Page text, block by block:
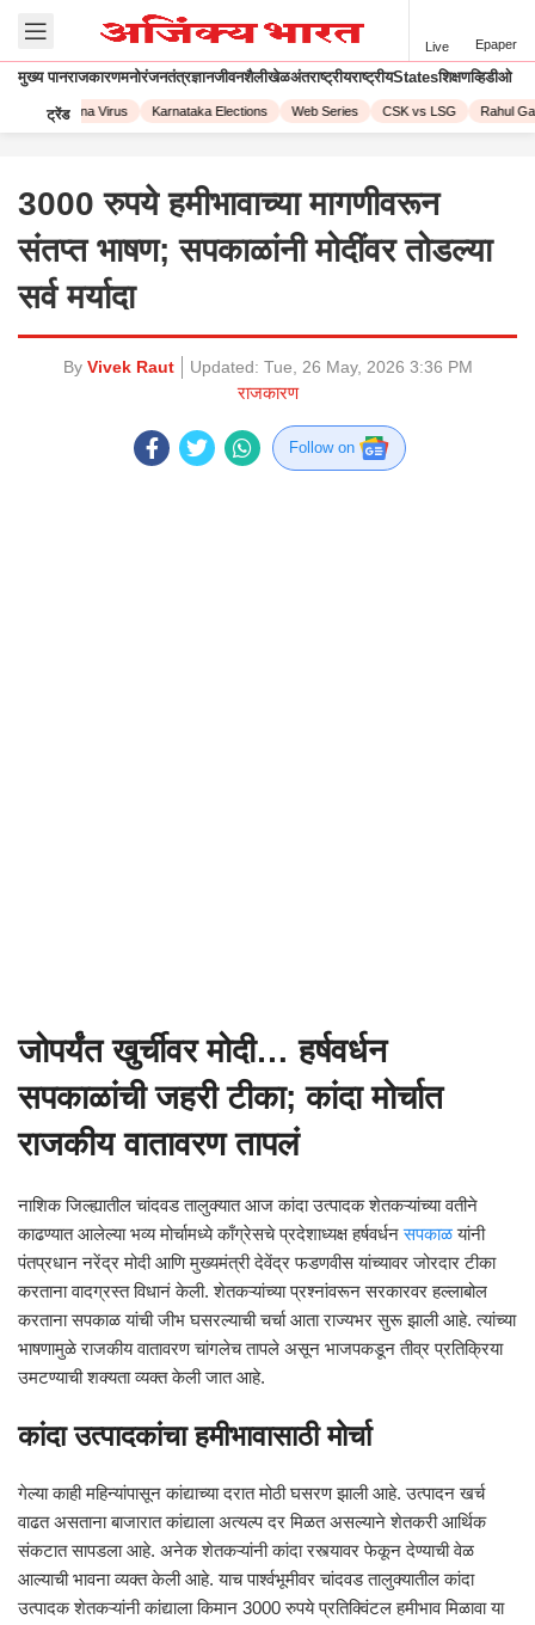
Live Epaper
मुख्य पानराजकारणमनोरंजनतंत्रज्ञानजीवनशैलीखेळअंतराष्ट्रीयराष्ट्रीयStatesशिक्षणव्हिडीओ
ट्रेंड
Corona Virus Karnataka Elections Web Series CSK vs LSG Rahul
3000 रुपये हमीभावाच्या मागणीवरून
संतप्त भाषण; सपकाळांनी मोदींवर तोडल्या
सर्व मर्यादा
By Vivek Raut Updated: Tue, 26 May, 2026 3:36 PM
राजकारण
Follow on
जोपर्यंत खुर्चीवर मोदी… हर्षवर्धन
सपकाळांची जहरी टीका; कांदा मोर्चात
राजकीय वातावरण तापलं
नाशिक जिल्ह्यातील चांदवड तालुक्यात आज कांदा उत्पादक शेतकऱ्यांच्या वतीने
काढण्यात आलेल्या भव्य मोर्चामध्ये काँग्रेसचे प्रदेशाध्यक्ष हर्षवर्धनसपकाळयांनी
पंतप्रधान नरेंद्र मोदी आणि मुख्यमंत्री देवेंद्र फडणवीस यांच्यावर जोरदार टीका
करताना वादग्रस्त विधानं केली. शेतकऱ्यांच्या प्रश्नांवरून सरकारवर हल्लाबोल
करताना सपकाळ यांची जीभ घसरल्याची चर्चा आता राज्यभर सुरू झाली आहे. त्यांच्या
भाषणामुळे राजकीय वातावरण चांगलेच तापले असून भाजपकडून तीव्र प्रतिक्रिया
उमटण्याची शक्यता व्यक्त केली जात आहे.
कांदा उत्पादकांचा हमीभावासाठी मोर्चा
गेल्या काही महिन्यांपासून कांद्याच्या दरात मोठी घसरण झाली आहे. उत्पादन खर्च
वाढत असताना बाजारात कांद्याला अत्यल्प दर मिळत असल्याने शेतकरी आर्थिक
संकटात सापडला आहे. अनेक शेतकऱ्यांनी कांदा रस्त्यावर फेकून देण्याची वेळ
आल्याची भावना व्यक्त केली आहे. याच पार्श्वभूमीवर चांदवड तालुक्यातील कांदा
उत्पादक शेतकऱ्यांनी कांद्याला किमान 3000 रुपये प्रतिक्विंटल हमीभाव मिळावा या